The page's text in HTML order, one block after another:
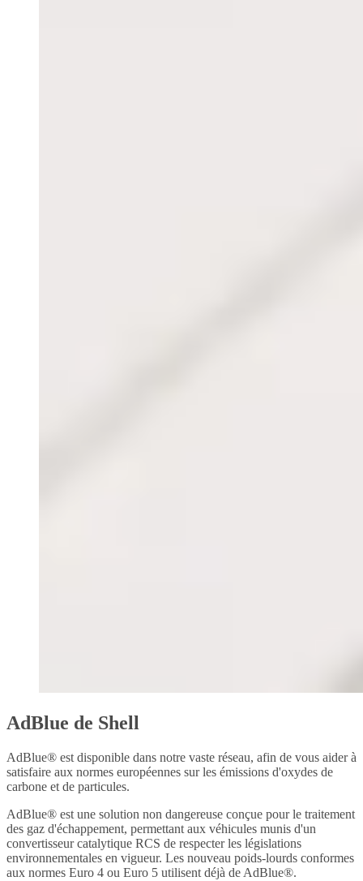
AdBlue de Shell
AdBlue® est disponible dans notre vaste réseau, afin de vous aider à
satisfaire aux normes européennes sur les émissions d'oxydes de
carbone et de particules.
AdBlue® est une solution non dangereuse conçue pour le traitement
des gaz d'échappement, permettant aux véhicules munis d'un
convertisseur catalytique RCS de respecter les législations
environnementales en vigueur. Les nouveau poids-lourds conformes
aux normes Euro 4 ou Euro 5 utilisent déjà de AdBlue®.